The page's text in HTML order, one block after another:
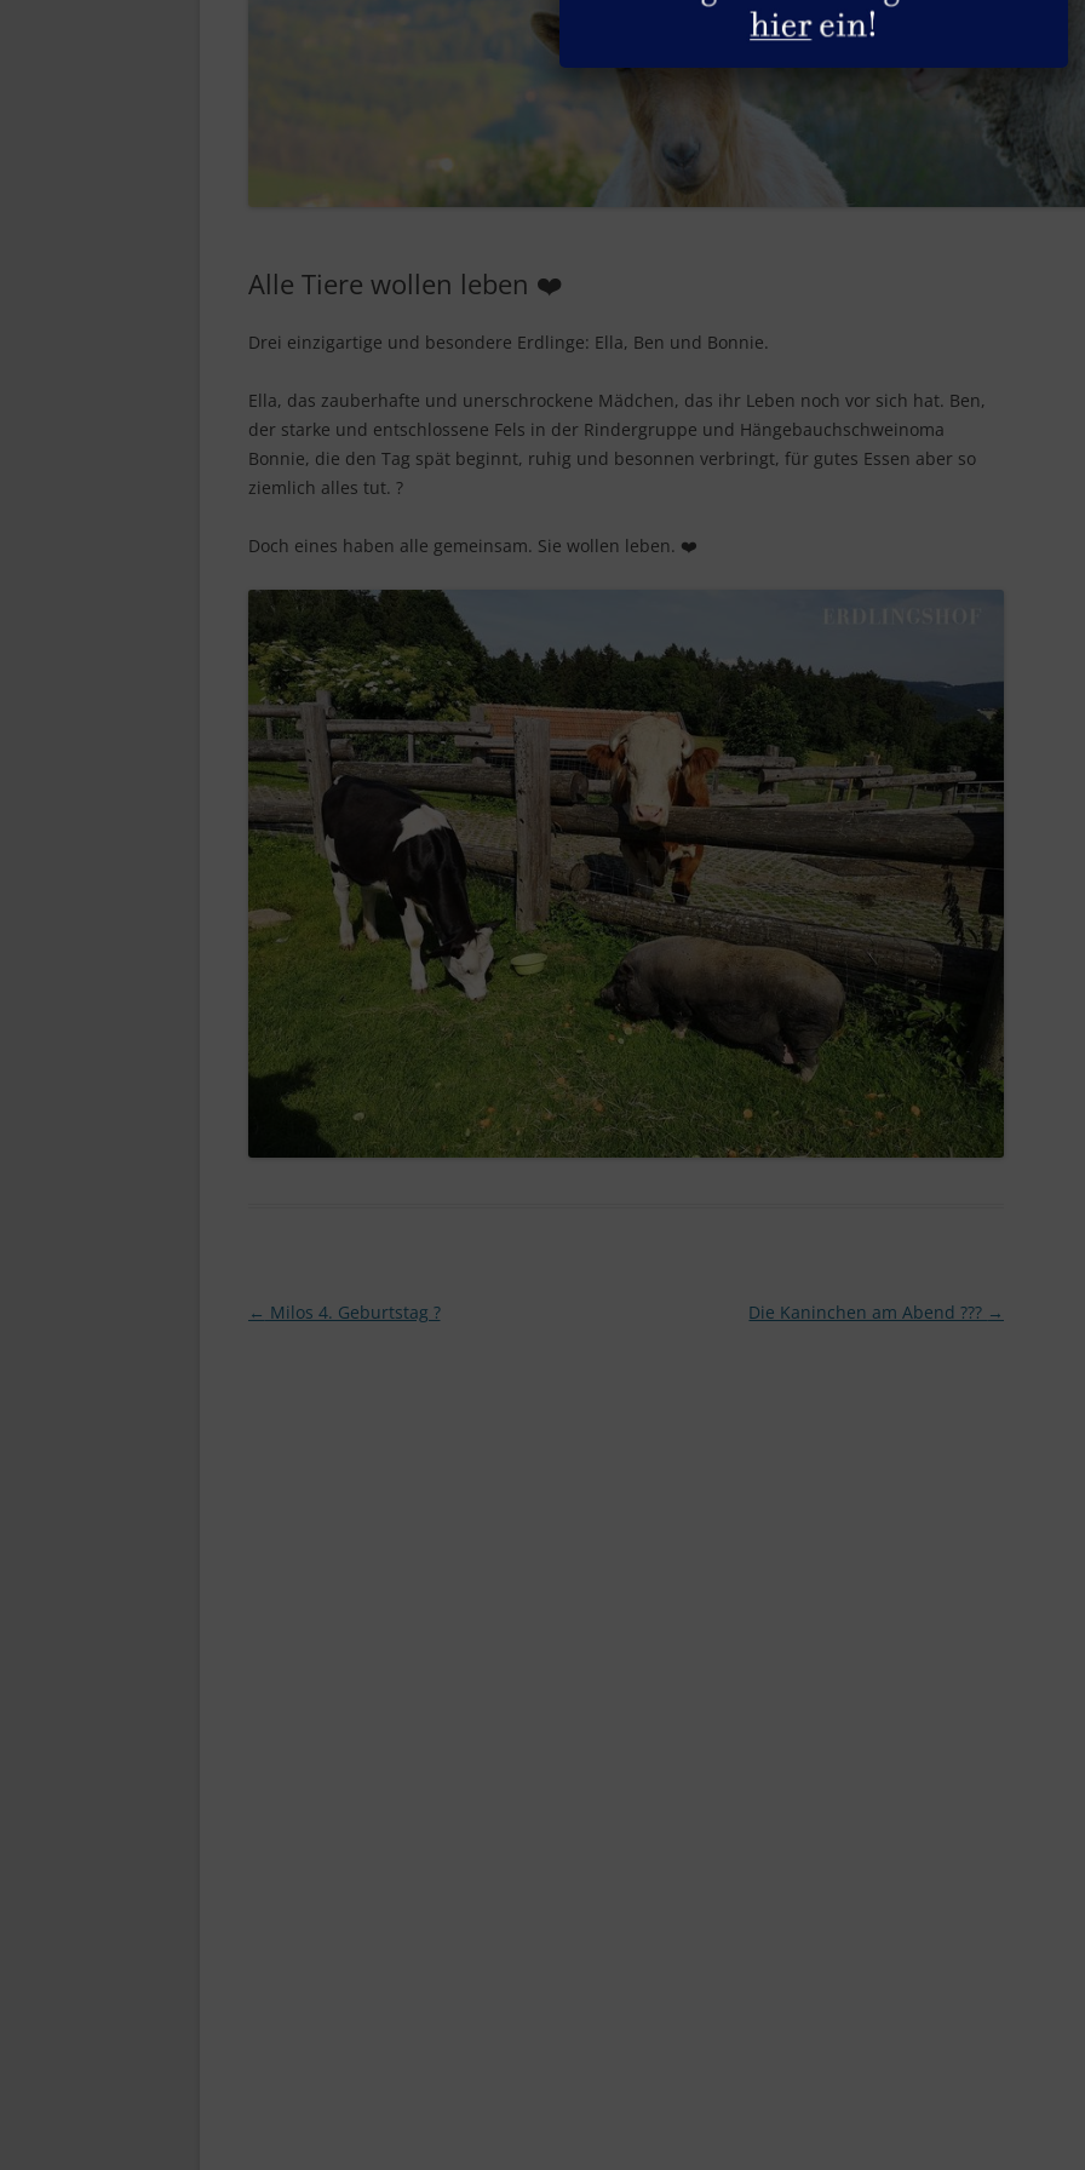
DIE KANINCHEN
DIE KATZEN
DIE RINDER
DIE SCHAFE
DIE SCHWEINE
IN LIEBEVOLLER ERINNERUNG
GESUNDHEITLICHE ASPEKTE
STELLENANGEBOTE
Alle Tiere wollen leben ❤️
Drei einzigartige und besondere Erdlinge: Ella, Ben und Bonnie.
Ella, das zauberhafte und unerschrockene Mädchen, das ihr Leben noch vor sich hat. Ben,
der starke und entschlossene Fels in der Rindergruppe und Hängebauchschweinoma
Bonnie, die den Tag spät beginnt, ruhig und besonnen verbringt, für gutes Essen aber so
ziemlich alles tut. ?
Doch eines haben alle gemeinsam. Sie wollen leben. ❤️
Beitragsnavigation
← Milos 4. Geburtstag ? Die Kaninchen am Abend ??? →